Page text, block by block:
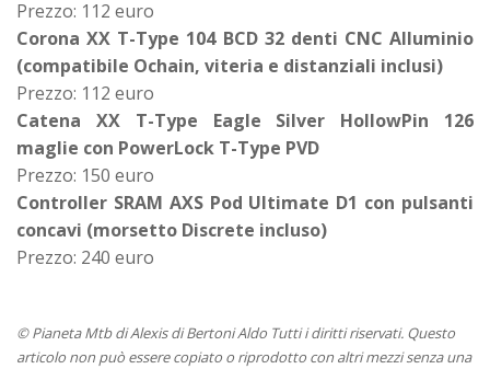
Prezzo: 112 euro
Corona XX T-Type 104 BCD 32 denti CNC Alluminio
(compatibile Ochain, viteria e distanziali inclusi)
Prezzo: 112 euro
Catena XX T-Type Eagle Silver HollowPin 126
maglie con PowerLock T-Type PVD
Prezzo: 150 euro
Controller SRAM AXS Pod Ultimate D1 con pulsanti
concavi (morsetto Discrete incluso)
Prezzo: 240 euro
© Pianeta Mtb di Alexis di Bertoni Aldo Tutti i diritti riservati. Questo
articolo non può essere copiato o riprodotto con altri mezzi senza una